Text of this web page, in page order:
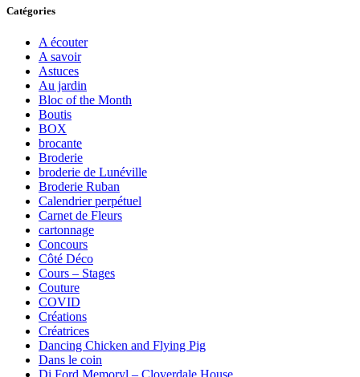
Catégories
A écouter
A savoir
Astuces
Au jardin
Bloc of the Month
Boutis
BOX
brocante
Broderie
broderie de Lunéville
Broderie Ruban
Calendrier perpétuel
Carnet de Fleurs
cartonnage
Concours
Côté Déco
Cours – Stages
Couture
COVID
Créations
Créatrices
Dancing Chicken and Flying Pig
Dans le coin
Di Ford Memoryl – Cloverdale House